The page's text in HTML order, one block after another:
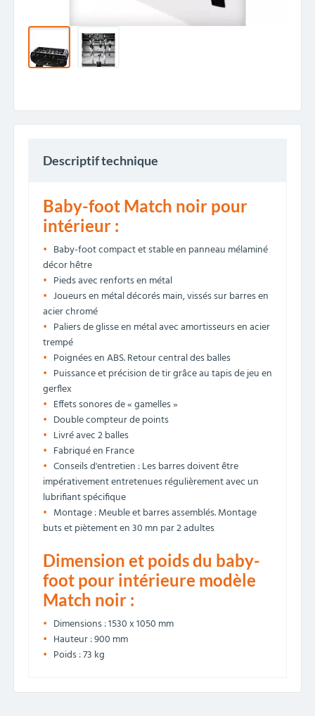
Descriptif technique
Baby-foot Match noir pour
intérieur :
Baby-foot compact et stable en panneau mélaminé
décor hêtre
Pieds avec renforts en métal
Joueurs en métal décorés main, vissés sur barres en
acier chromé
Paliers de glisse en métal avec amortisseurs en acier
trempé
Poignées en ABS. Retour central des balles
Puissance et précision de tir grâce au tapis de jeu en
gerflex
Effets sonores de « gamelles »
Double compteur de points
Livré avec 2 balles
Fabriqué en France
Conseils d'entretien : Les barres doivent être
impérativement entretenues régulièrement avec un
lubrifiant spécifique
Montage : Meuble et barres assemblés. Montage
buts et piètement en 30 mn par 2 adultes
Dimension et poids du baby-
foot pour intérieure modèle
Match noir :
Dimensions : 1530 x 1050 mm
Hauteur : 900 mm
Poids : 73 kg